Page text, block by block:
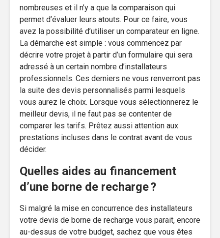
nombreuses et il n’y a que la comparaison qui
permet d’évaluer leurs atouts. Pour ce faire, vous
avez la possibilité d’utiliser un comparateur en ligne.
La démarche est simple : vous commencez par
décrire votre projet à partir d’un formulaire qui sera
adressé à un certain nombre d’installateurs
professionnels. Ces derniers ne vous renverront pas
la suite des devis personnalisés parmi lesquels
vous aurez le choix. Lorsque vous sélectionnerez le
meilleur devis, il ne faut pas se contenter de
comparer les tarifs. Prêtez aussi attention aux
prestations incluses dans le contrat avant de vous
décider.
Quelles aides au financement
d’une borne de recharge ?
Si malgré la mise en concurrence des installateurs
votre devis de borne de recharge vous parait, encore
au-dessus de votre budget, sachez que vous êtes